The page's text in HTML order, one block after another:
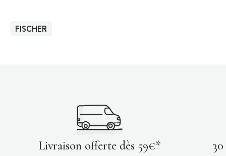
FISCHER
Livraison offerte dès 59€*